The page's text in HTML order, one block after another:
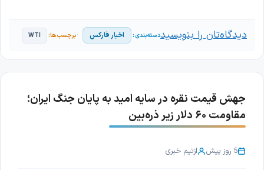
اخبار فارکس WTI دیدگاه‌تان را بنویسید
جهش قیمت نقره در سایه امید به پایان جنگ ایران؛
مقاومت ۶۰ دلار زیر ذره‌بین
5 روز پیش ازتیم خبری